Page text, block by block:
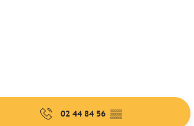
02 44 84 56 ▒▒